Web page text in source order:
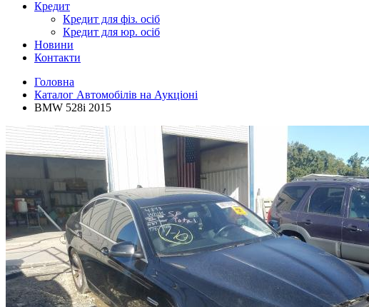
Кредит
Кредит для фіз. осіб
Кредит для юр. осіб
Новини
Контакти
Головна
Каталог Автомобілів на Аукціоні
BMW 528i 2015